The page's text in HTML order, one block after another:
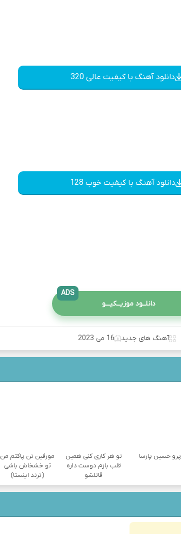
دانلود آهنگ با کیفیت عالی 320
دانلود آهنگ با کیفیت خوب 128
دانلــود موزیــکیـــو
ADS
آهنگ های جدید 16 می 2023
پرو حسین پارسا
تو هر کاری کنی همین
قلب بازم دوست داره
قاتلشو
مورفین تن پاکتم من
تو خشخاش باشی
(ترند اینستا)